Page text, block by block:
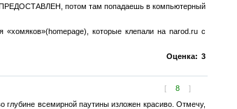
ПРЕДОСТАВЛЕН, потом там попадаешь в компьютерный
которые клепали на narod.ru с
Оценка: 3
[ 8 ]
глубине всемирной паутины изложен красиво. Отмечу,